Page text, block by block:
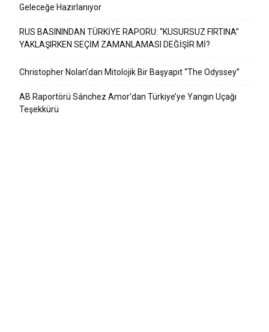
Geleceğe Hazırlanıyor
RUS BASININDAN TÜRKİYE RAPORU: “KUSURSUZ FIRTINA”
YAKLAŞIRKEN SEÇİM ZAMANLAMASI DEĞİŞİR Mİ?
Christopher Nolan’dan Mitolojik Bir Başyapıt “The Odyssey”
AB Raportörü Sánchez Amor’dan Türkiye’ye Yangın Uçağı
Teşekkürü